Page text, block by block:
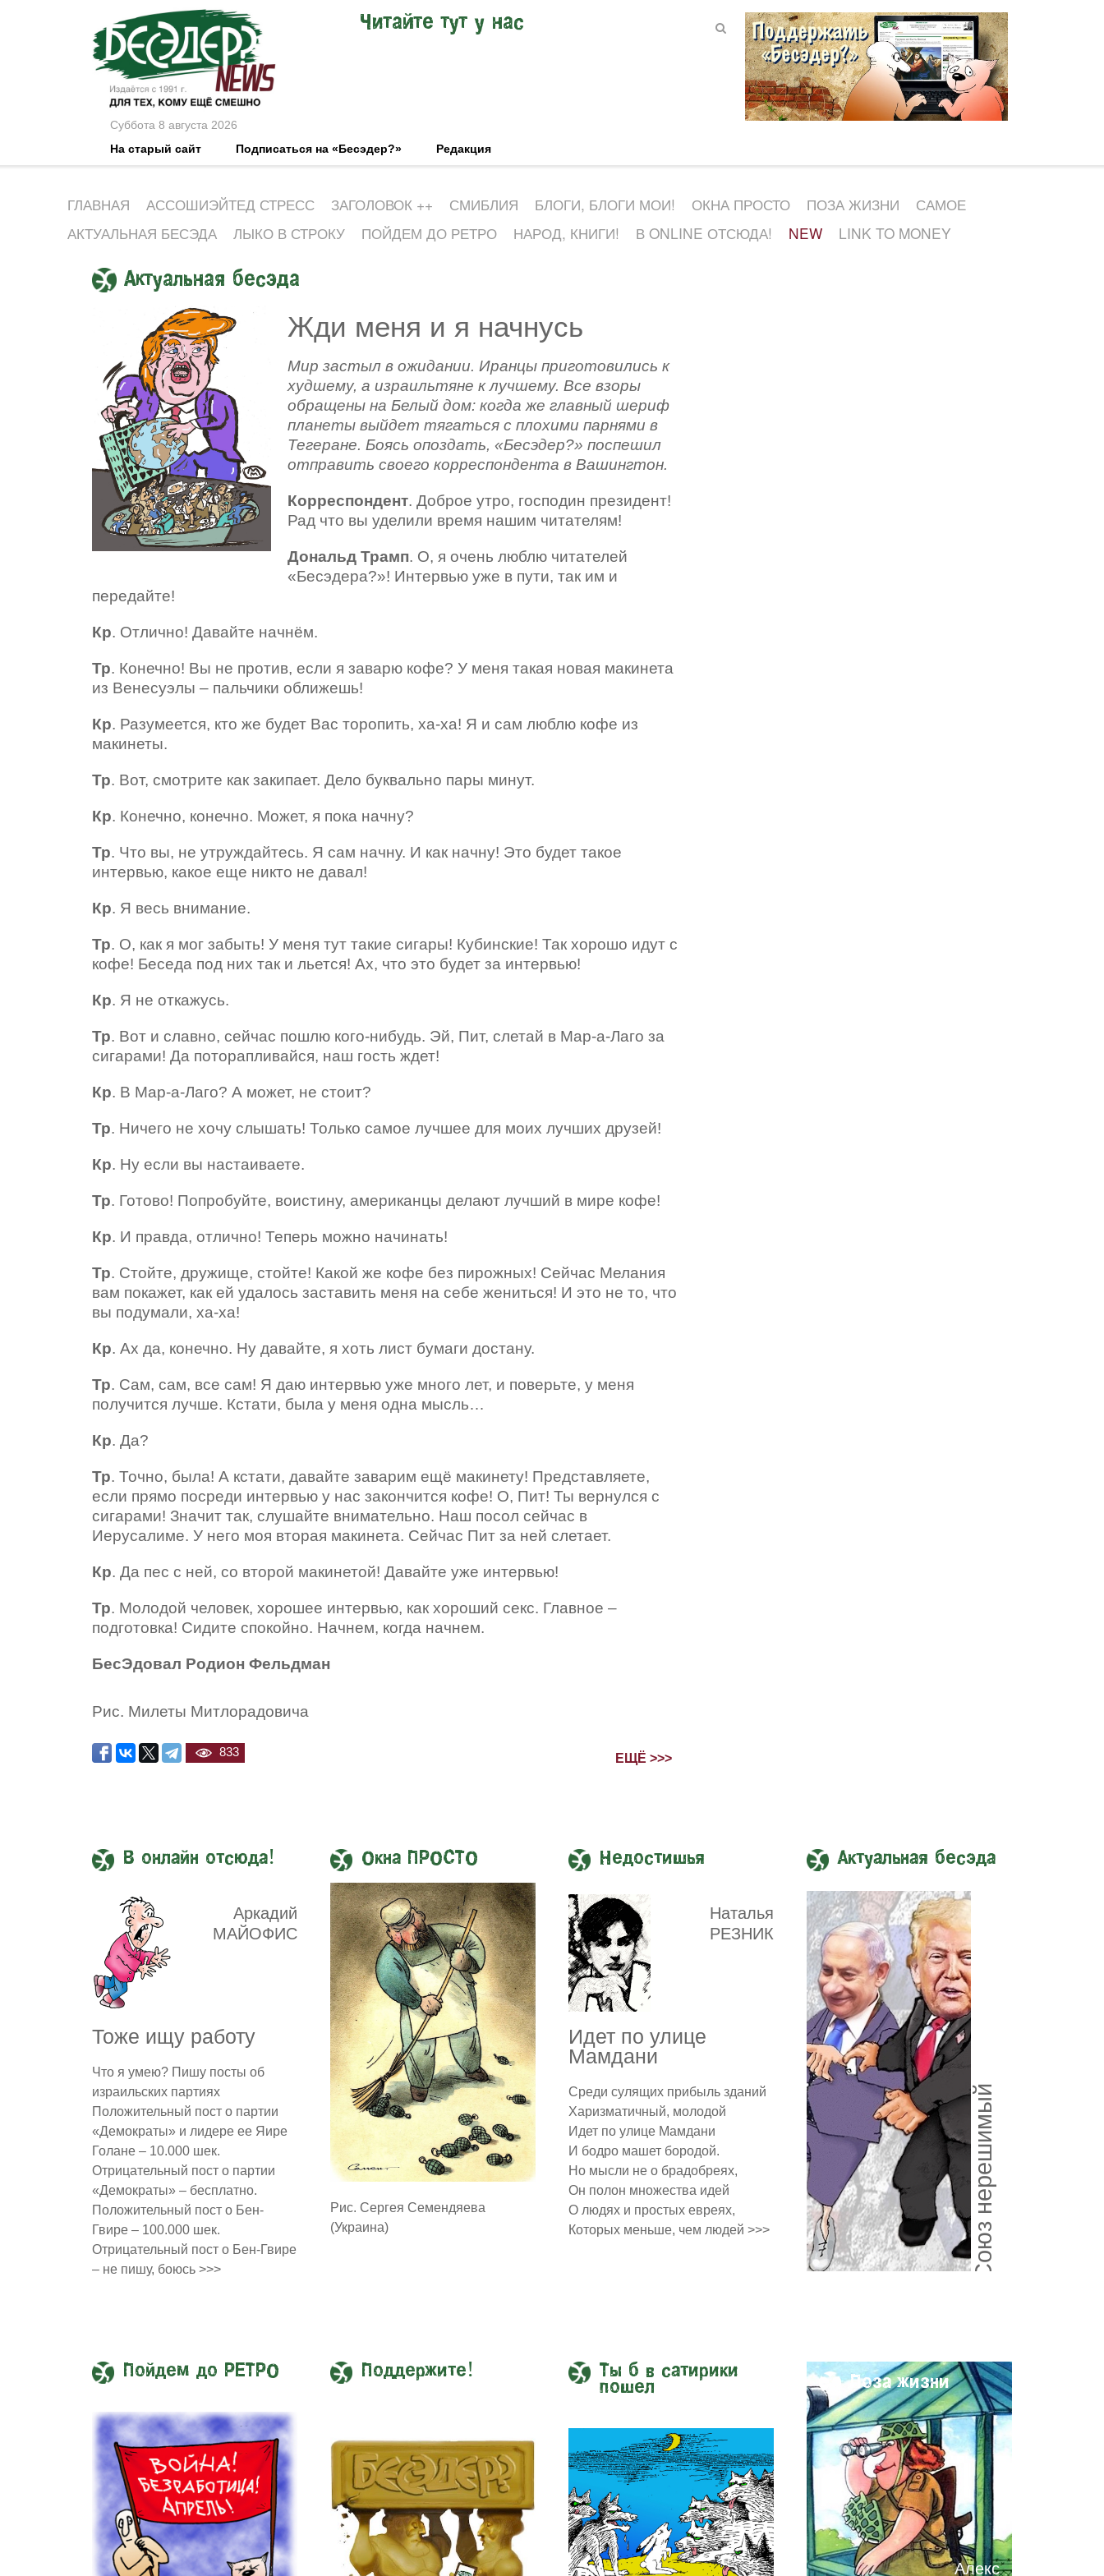
Суббота 8 августа 2026
Читайте тут у нас
На старый сайт Подписаться на «Бесэдер?» Редакция
ГЛАВНАЯ АССОШИЭЙТЕД СТРЕСС ЗАГОЛОВОК ++ СМИБЛИЯ БЛОГИ, БЛОГИ МОИ! ОКНА ПРОСТО ПОЗА ЖИЗНИ
САМОЕ
АКТУАЛЬНАЯ БЕСЭДА
ЛЫКО В СТРОКУ ПОЙДЕМ ДО РЕТРО НАРОД, КНИГИ! В ONLINE ОТСЮДА! NEW LINK TO MONEY
Актуальная бесэда
Жди меня и я начнусь
Мир застыл в ожидании. Иранцы приготовились к
худшему, а израильтяне к лучшему. Все взоры
обращены на Белый дом: когда же главный шериф
планеты выйдет тягаться с плохими парнями в
Тегеране. Боясь опоздать, «Бесэдер?» поспешил
отправить своего корреспондента в Вашингтон.
Корреспондент. Доброе утро, господин президент!
Рад что вы уделили время нашим читателям!
Дональд Трамп. О, я очень люблю читателей
«Бесэдера?»! Интервью уже в пути, так им и
передайте!
Кр. Отлично! Давайте начнём.
Тр. Конечно! Вы не против, если я заварю кофе? У меня такая новая макинета
из Венесуэлы – пальчики оближешь!
Кр. Разумеется, кто же будет Вас торопить, ха-ха! Я и сам люблю кофе из
макинеты.
Тр. Вот, смотрите как закипает. Дело буквально пары минут.
Кр. Конечно, конечно. Может, я пока начну?
Тр. Что вы, не утруждайтесь. Я сам начну. И как начну! Это будет такое
интервью, какое еще никто не давал!
Кр. Я весь внимание.
Тр. О, как я мог забыть! У меня тут такие сигары! Кубинские! Так хорошо идут с
кофе! Беседа под них так и льется! Ах, что это будет за интервью!
Кр. Я не откажусь.
Тр. Вот и славно, сейчас пошлю кого-нибудь. Эй, Пит, слетай в Мар-а-Лаго за
сигарами! Да поторапливайся, наш гость ждет!
Кр. В Мар-а-Лаго? А может, не стоит?
Тр. Ничего не хочу слышать! Только самое лучшее для моих лучших друзей!
Кр. Ну если вы настаиваете.
Тр. Готово! Попробуйте, воистину, американцы делают лучший в мире кофе!
Кр. И правда, отлично! Теперь можно начинать!
Тр. Стойте, дружище, стойте! Какой же кофе без пирожных! Сейчас Мелания
вам покажет, как ей удалось заставить меня на себе жениться! И это не то, что
вы подумали, ха-ха!
Кр. Ах да, конечно. Ну давайте, я хоть лист бумаги достану.
Тр. Сам, сам, все сам! Я даю интервью уже много лет, и поверьте, у меня
получится лучше. Кстати, была у меня одна мысль…
Кр. Да?
Тр. Точно, была! А кстати, давайте заварим ещё макинету! Представляете,
если прямо посреди интервью у нас закончится кофе! О, Пит! Ты вернулся с
сигарами! Значит так, слушайте внимательно. Наш посол сейчас в
Иерусалиме. У него моя вторая макинета. Сейчас Пит за ней слетает.
Кр. Да пес с ней, со второй макинетой! Давайте уже интервью!
Тр. Молодой человек, хорошее интервью, как хороший секс. Главное –
подготовка! Сидите спокойно. Начнем, когда начнем.
БесЭдовал Родион Фельдман
Рис. Милеты Митлорадовича
833 ЕЩЁ >>>
В онлайн отсюда!
Аркадий
МАЙОФИС
Тоже ищу работу
Что я умею? Пишу посты об
израильских партиях
Положительный пост о партии
«Демократы» и лидере ее Яире
Голане – 10.000 шек.
Отрицательный пост о партии
«Демократы» – бесплатно.
Положительный пост о Бен-
Гвире – 100.000 шек.
Отрицательный пост о Бен-Гвире
– не пишу, боюсь >>>
Окна ПРОСТО
Рис. Сергея Семендяева
(Украина)
Недостишья
Наталья
РЕЗНИК
Идет по улице
Мамдани
Среди сулящих прибыль зданий
Харизматичный, молодой
Идет по улице Мамдани
И бодро машет бородой.
Но мысли не о брадобреях,
Он полон множества идей
О людях и простых евреях,
Которых меньше, чем людей >>>
Актуальная бесэда
Союз нерешимый
Пойдем до РЕТРО Поддержите!
Ты б в сатирики
пошел
Поза жизни
Алекс